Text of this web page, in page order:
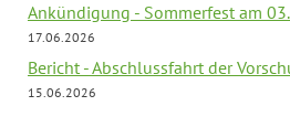
Ankündigung - Sommerfest am
17.06.2026
Bericht - Abschlussfahrt der
15.06.2026